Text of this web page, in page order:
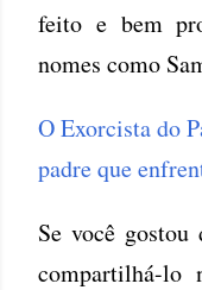
feito e bem
nomes como
O Exorcista do
padre que
Se você gostou
compartilhá-lo